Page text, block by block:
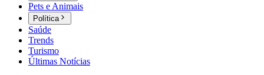
Pets e Animais
Política
Saúde
Trends
Turismo
Últimas Notícias